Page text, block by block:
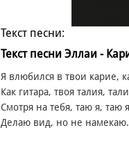
Текст песни:
Текст песни Эллаи -
Я влюбился в твои карие,
Как гитара, твоя талия,
Смотря на тебя, таю я, таю
Делаю вид, но не намекаю.